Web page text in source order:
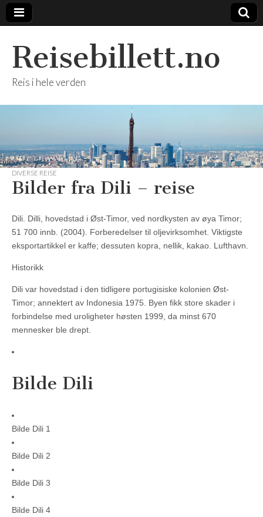
Reisebillett.no
Reis i hele verden
DIVERSE REISE
Bilder fra Dili – reise
Dili. Dilli, hovedstad i Øst-Timor, ved nordkysten av øya Timor;
51 700 innb. (2004). Forberedelser til oljevirksomhet. Viktigste
eksportartikkel er kaffe; dessuten kopra, nellik, kakao. Lufthavn.
Historikk
Dili var hovedstad i den tidligere portugisiske kolonien Øst-
Timor; annektert av Indonesia 1975. Byen fikk store skader i
forbindelse med uroligheter høsten 1999, da minst 670
mennesker ble drept.
Bilde Dili
Bilde Dili 1
Bilde Dili 2
Bilde Dili 3
Bilde Dili 4